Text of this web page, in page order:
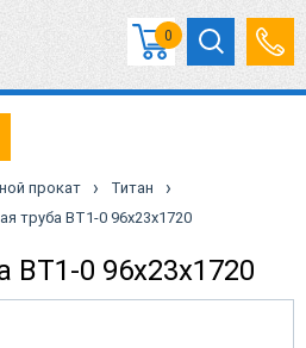
0
прокат › Титан ›
труба ВТ1-0 96х23х1720
ВТ1-0 96х23х1720